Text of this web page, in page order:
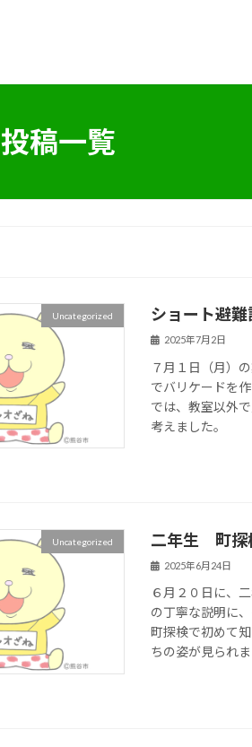
投稿一覧
Uncategorized ショート避難
2025年7月2日
７月１日（月）
でバリケードを
では、教室以外
考えました。
Uncategorized 二年生 町探
2025年6月24日
６月２０日に、
の丁寧な説明に
町探検で初めて
ちの姿が見られま